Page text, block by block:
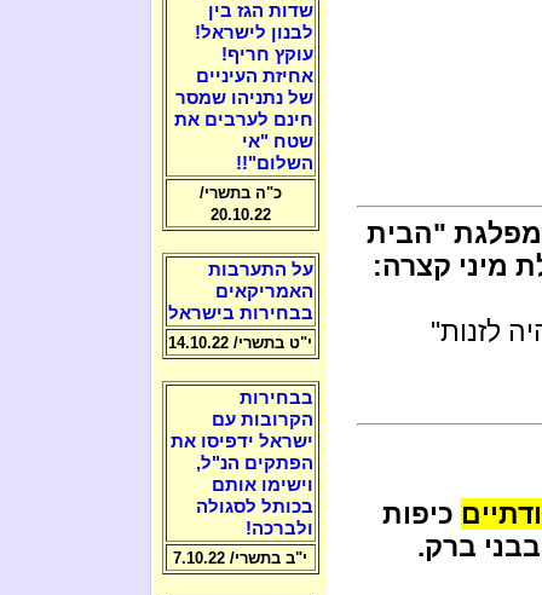
"הבית
מיני קצרה:
לזנות"
כיפות
ברק.
שדות הגז בין
לבנון לישראל!
עוקץ חריף!
אחיזת העיניים
של נתניהו שמסר
חינם לערבים את
שטח "אי
השלום"!!
כ"ה בתשרי/
20.10.22
על התערבות
האמריקאים
בבחירות בישראל
י"ט בתשרי/ 14.10.22
בבחירות
הקרובות עם
ישראל ידפיסו את
הפתקים הנ"ל,
וישימו אותם
בכותל לסגולה
ולברכה!
י"ב בתשרי/ 7.10.22